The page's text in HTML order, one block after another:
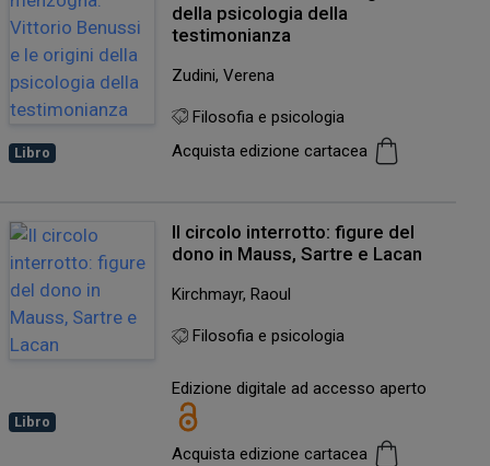
Libro
della psicologia della
testimonianza
Zudini, Verena
Filosofia e psicologia
Acquista edizione cartacea
Libro
Il circolo interrotto: figure del
dono in Mauss, Sartre e Lacan
Kirchmayr, Raoul
Filosofia e psicologia
Edizione digitale ad accesso aperto
Acquista edizione cartacea